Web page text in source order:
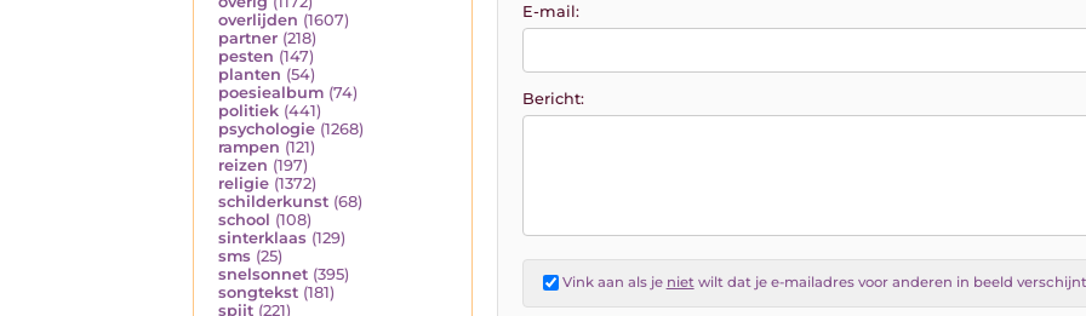
overlijden (1607)
partner (218)
pesten (147)
planten (54)
poesiealbum (74)
politiek (441)
psychologie (1268)
rampen (121)
reizen (197)
religie (1372)
schilderkunst (68)
school (108)
sinterklaas (129)
sms (25)
snelsonnet (395)
songtekst (181)
spijt (221)
E-mail:
Bericht:
Vink aan als je nietwilt dat je e-mailadres voor anderen in beeld verschijnt